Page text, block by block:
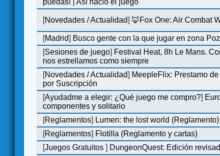
puedas! | Así nació el juego
[Novedades / Actualidad] 🦊Fox One: Air Combat
[Madrid] Busco gente con la que jugar en zona
[Sesiones de juego] Festival Heat, 8h Le Mans.
nos estrellamos como siempre
[Novedades / Actualidad] MeepleFlix: Prestamo
por Suscripción
[Ayudadme a elegir: ¿Qué juego me compro?]
componentes y solitario
[Reglamentos] Lumen: the lost world (Reglamento)
[Reglamentos] Flotilla (Reglamento y cartas)
[Juegos Gratuitos] DungeonQuest: Edición